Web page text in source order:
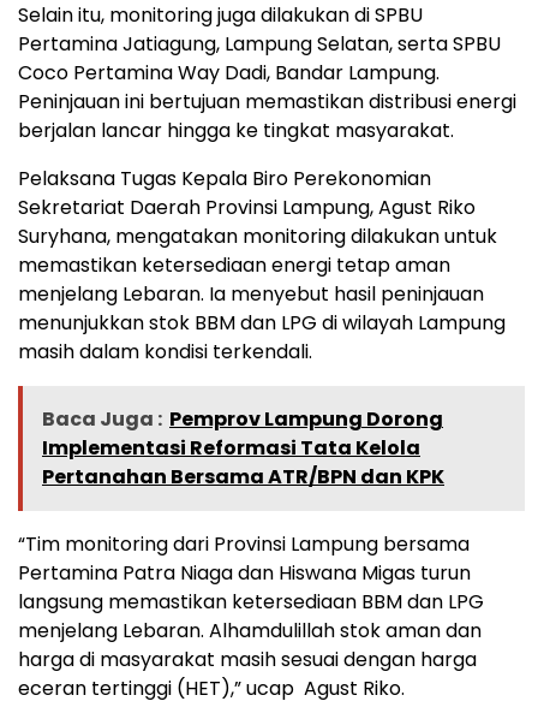
Selain itu, monitoring juga dilakukan di SPBU
Pertamina Jatiagung, Lampung Selatan, serta SPBU
Coco Pertamina Way Dadi, Bandar Lampung.
Peninjauan ini bertujuan memastikan distribusi energi
berjalan lancar hingga ke tingkat masyarakat.
Pelaksana Tugas Kepala Biro Perekonomian
Sekretariat Daerah Provinsi Lampung, Agust Riko
Suryhana, mengatakan monitoring dilakukan untuk
memastikan ketersediaan energi tetap aman
menjelang Lebaran. Ia menyebut hasil peninjauan
menunjukkan stok BBM dan LPG di wilayah Lampung
masih dalam kondisi terkendali.
Baca Juga : Pemprov Lampung Dorong
Implementasi Reformasi Tata Kelola
Pertanahan Bersama ATR/BPN dan KPK
“Tim monitoring dari Provinsi Lampung bersama
Pertamina Patra Niaga dan Hiswana Migas turun
langsung memastikan ketersediaan BBM dan LPG
menjelang Lebaran. Alhamdulillah stok aman dan
harga di masyarakat masih sesuai dengan harga
eceran tertinggi (HET),” ucap Agust Riko.